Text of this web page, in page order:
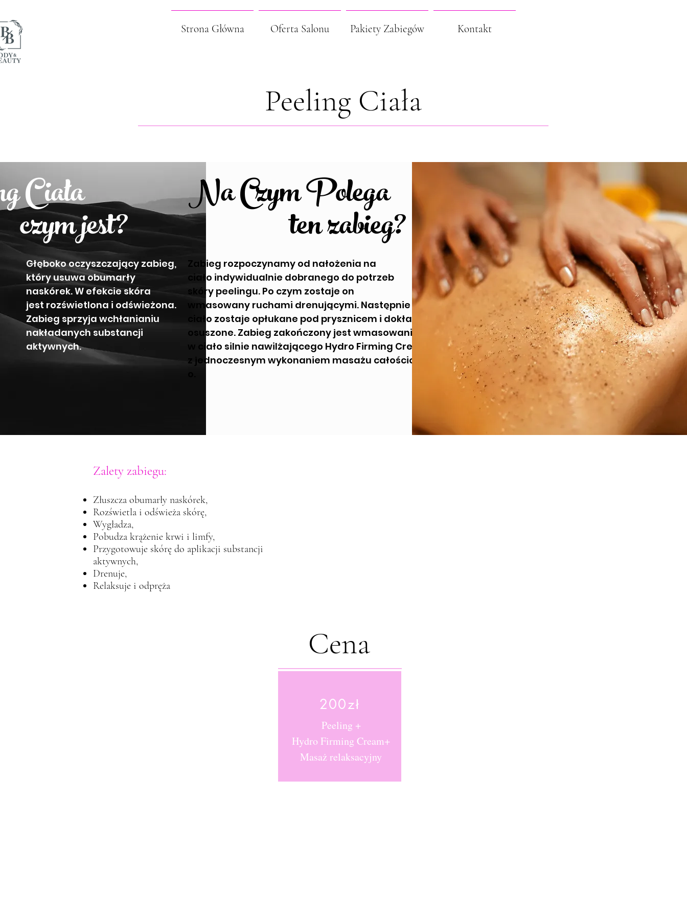
Strona Główna Oferta Salonu Pakiety Zabiegów Kontakt
Peeling Ciała
Głęboko oczyszczający zabieg,
który usuwa obumarły
naskórek. W efekcie skóra
jest rozświetlona i odświeżona.
Zabieg sprzyja wchłanianiu
nakładanych substancji
aktywnych.
Zabieg rozpoczynamy od nałożenia na
ciało indywidualnie dobranego do potrzeb
skóry peelingu. Po czym zostaje on
wmasowany ruchami drenującymi. Następnie
ciało zostaje opłukane pod prysznicem i dokładnie
osuszone. Zabieg zakończony jest wmasowaniem
w ciało silnie nawilżającego Hydro Firming Cream
z jednoczesnym wykonaniem masażu całościoweg
Ciała
jest?
Na Czym Polega
ten zabieg?
Zalety zabiegu:
Złuszcza obumarły naskórek,
Rozświetla i odświeża skórę,
Wygładza,
Pobudza krążenie krwi i limfy,
Przygotowuje skórę do aplikacji substancji
aktywnych,
Drenuje,
Relaksuje i odpręża
Cena
200zł
Peeling +
Hydro Firming Cream+
Masaż relaksacyjny